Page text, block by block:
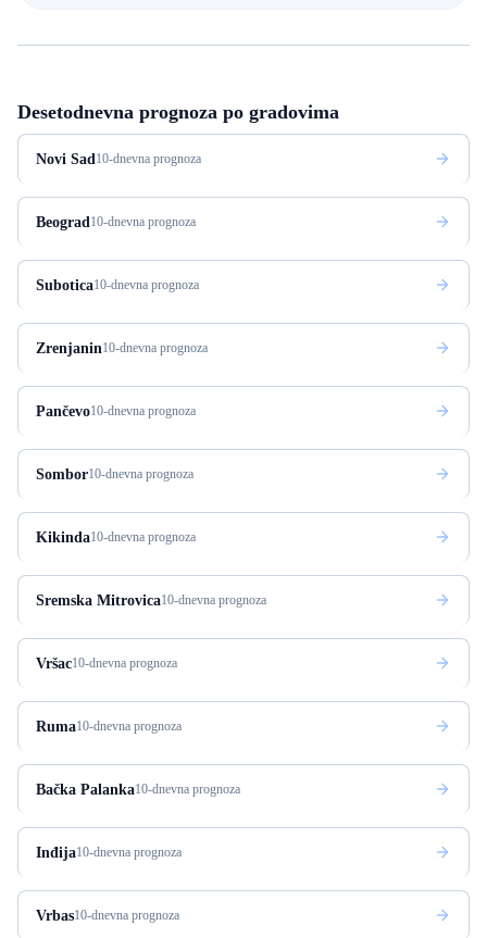
Desetodnevna prognoza po gradovima
Novi Sad10-dnevna prognoza
Beograd10-dnevna prognoza
Subotica10-dnevna prognoza
Zrenjanin10-dnevna prognoza
Pančevo10-dnevna prognoza
Sombor10-dnevna prognoza
Kikinda10-dnevna prognoza
Sremska Mitrovica10-dnevna prognoza
Vršac10-dnevna prognoza
Ruma10-dnevna prognoza
Bačka Palanka10-dnevna prognoza
Inđija10-dnevna prognoza
Vrbas10-dnevna prognoza